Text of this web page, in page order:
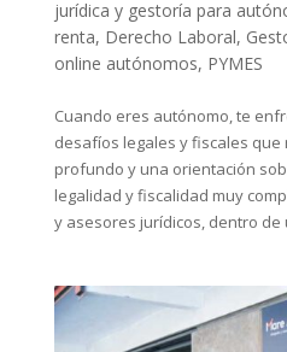
jurídica y gestoría para
renta, Derecho Laboral,
online autónomos, PYMES
Cuando eres autónomo, te
desafíos legales y fiscales
profundo y una orientación
legalidad y fiscalidad muy
y asesores jurídicos, dentro de